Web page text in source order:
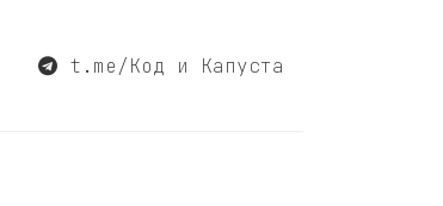
t.me/Код и Капуста